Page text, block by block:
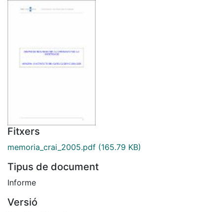
Fitxers
memoria_crai_2005.pdf (165.79 KB)
Tipus de document
Informe
Versió